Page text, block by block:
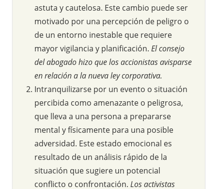
astuta y cautelosa. Este cambio puede ser
motivado por una percepción de peligro o
de un entorno inestable que requiere
mayor vigilancia y planificación. El consejo
del abogado hizo que los accionistas avisparse
en relación a la nueva ley corporativa.
Intranquilizarse por un evento o situación
percibida como amenazante o peligrosa,
que lleva a una persona a prepararse
mental y físicamente para una posible
adversidad. Este estado emocional es
resultado de un análisis rápido de la
situación que sugiere un potencial
conflicto o confrontación. Los activistas